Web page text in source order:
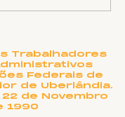
Trabalhadores
Federais de
de Uberlândia.
de Novembro
1990